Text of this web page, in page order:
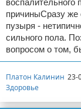
воспалительного
причиныСразу же
пузыря -
сильного пола.
вопросом о том,
Платон Калинин 23-
Здоровье